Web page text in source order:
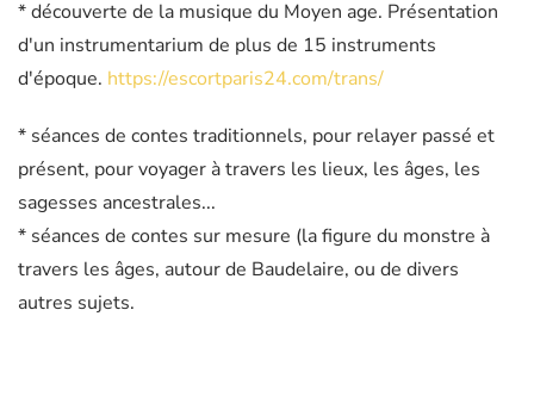
* découverte de la musique du Moyen age. Présentation
d'un instrumentarium de plus de 15 instruments
d'époque. https://escortparis24.com/trans/
* séances de contes traditionnels, pour relayer passé et
présent, pour voyager à travers les lieux, les âges, les
sagesses ancestrales...
* séances de contes sur mesure (la figure du monstre à
travers les âges, autour de Baudelaire, ou de divers
autres sujets.